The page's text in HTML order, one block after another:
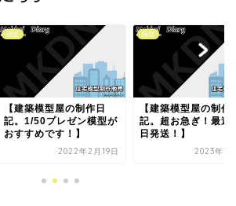
模型
【建築模型屋の制作日
記。超お急ぎ！最速は翌
日発送！】
2023年12月4日
模型
【模型屋日記。在
クですが・・・取
コロナの影響を受